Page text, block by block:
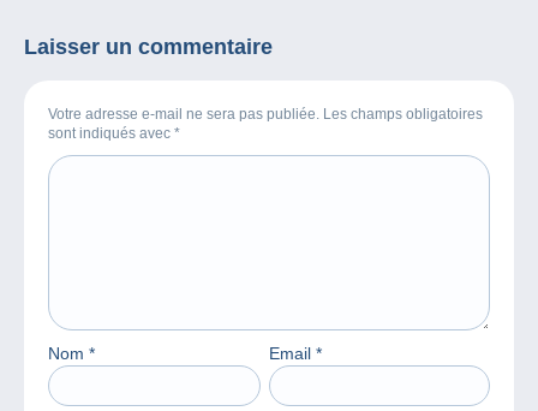
Laisser un commentaire
Votre adresse e-mail ne sera pas publiée. Les champs obligatoires
sont indiqués avec *
Nom * Email *